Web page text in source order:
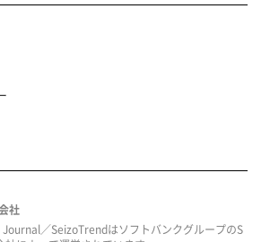
社
／SeizoTrendはソフトバンクグループのS